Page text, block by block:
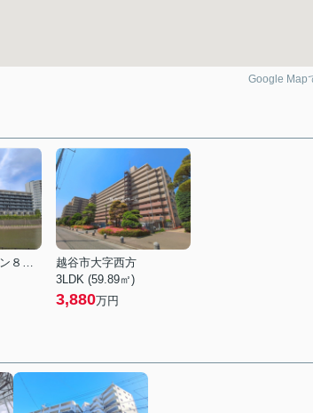
Google Map
越谷市レイクタウン８丁目
越谷市大字西方
3LDK (59.89㎡)
3,880万円